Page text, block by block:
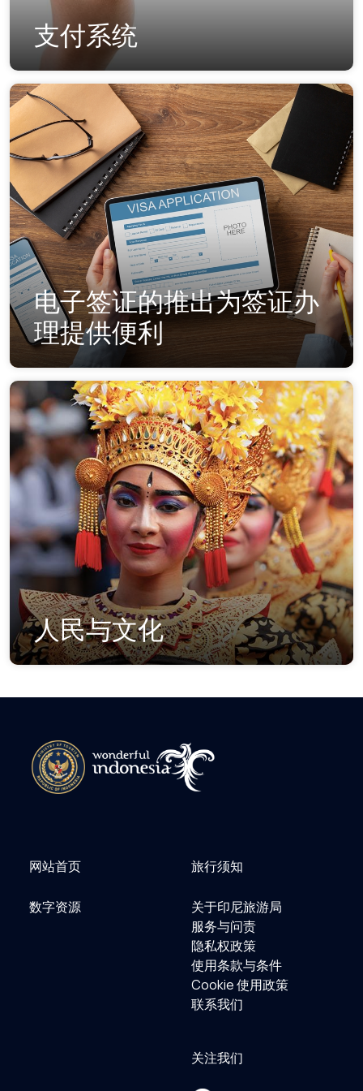
支付系统
电子签证的推出为签证办
理提供便利
人民与文化
网站首页
数字资源
旅行须知
关于印尼旅游局
服务与问责
隐私权政策
使用条款与条件
Cookie 使用政策
联系我们
关注我们